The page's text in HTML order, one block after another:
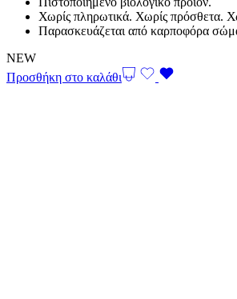
Χωρίς πληρωτικά. Χωρίς πρόσθετα.
Παρασκευάζεται από καρποφόρα
NEW
Προσθήκη στο καλάθι